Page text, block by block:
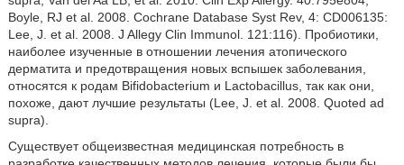
Boyle, RJ et al. 2008. Cochrane Database Syst Rev, 4: CD006135:
Lee, J. et al. 2008. J Allegy Clin Immunol. 121:116). Пробиотики,
наиболее изученные в отношении лечения атопического
дерматита и предотвращения новых вспышек заболевания,
относятся к родам Bifidobacterium и Lactobacillus, так как они,
похоже, дают лучшие результаты (Lee, J. et al. 2008. Quoted ad
supra).
Существует общеизвестная медицинская потребность в